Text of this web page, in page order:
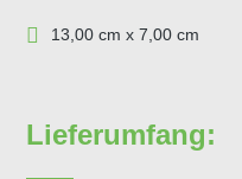
13,00 cm x 7,00 cm
Lieferumfang: